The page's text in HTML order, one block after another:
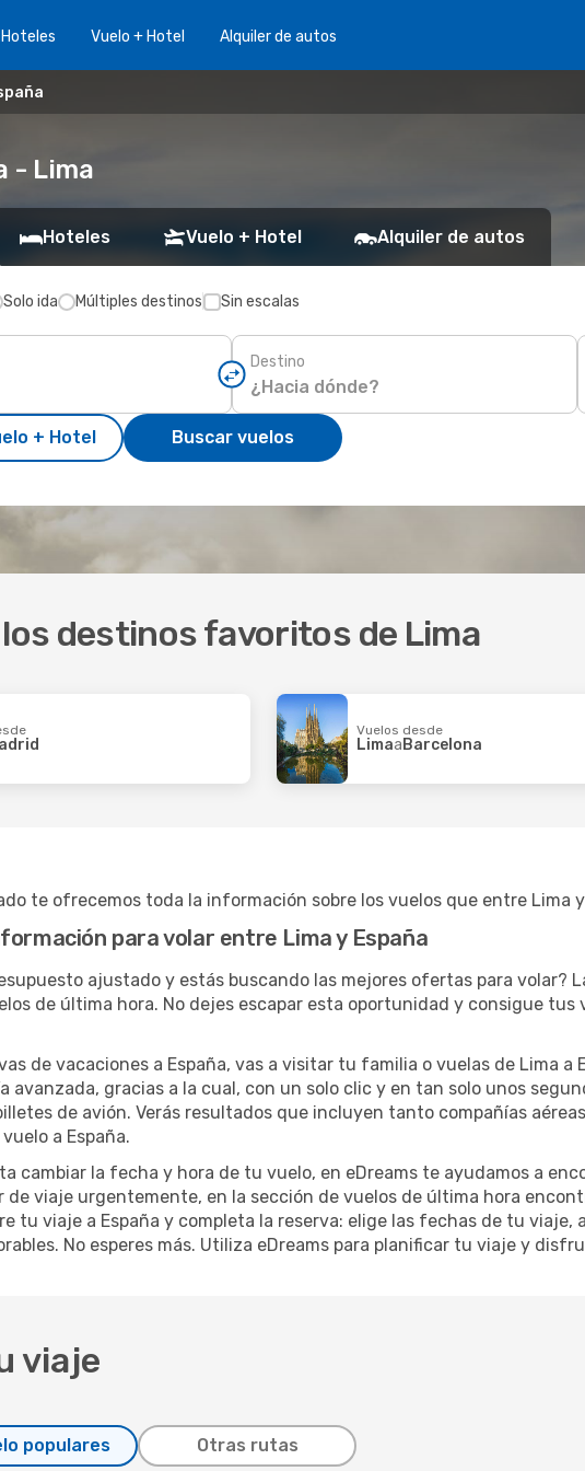
Hoteles Vuelo + Hotel Alquiler de autos
- Lima
Hoteles Vuelo + Hotel Alquiler de autos
Solo ida Múltiples destinos Sin escalas
Destino
+ Hotel Buscar vuelos
destinos favoritos de Lima
Vuelos desde
Limaa Barcelona
te ofrecemos toda la información sobre los vuelos que entre Lima
para volar entre Lima y España
ajustado y estás buscando las mejores ofertas para volar?
de última hora. No dejes escapar esta oportunidad y consigue tus
de vacaciones a España, vas a visitar tu familia o vuelas de Lima
avanzada, gracias a la cual, con un solo clic y en tan solo unos
de avión. Verás resultados que incluyen tanto compañías
a España.
cambiar la fecha y hora de tu vuelo, en eDreams te ayudamos a
de viaje urgentemente, en la sección de vuelos de última hora
tu viaje a España y completa la reserva: elige las fechas de tu
No esperes más. Utiliza eDreams para planificar tu viaje y
viaje
populares Otras rutas